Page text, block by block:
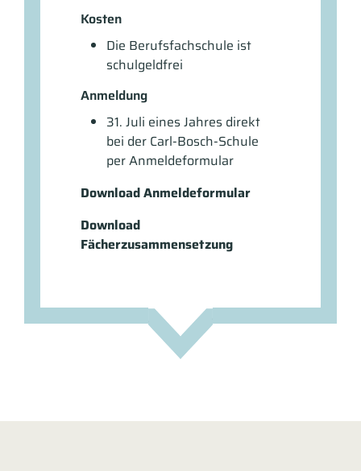
Kosten
Die Berufsfachschule ist
schulgeldfrei
Anmeldung
31. Juli eines Jahres direkt
bei der Carl-Bosch-Schule
per Anmeldeformular
Download Anmeldeformular
Download
Fächerzusammensetzung